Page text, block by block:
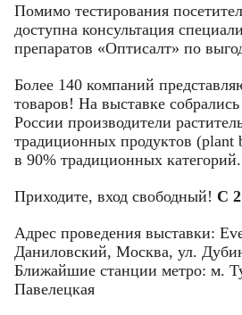
Помимо тестирования
доступна консультация
препаратов «Оптисалт» по
Более 140 компаний
товаров! На выставке
России производители
традиционных продуктов
в 90% традиционных категорий.
Приходите, вход свободный! С
Адрес проведения выставки:
Даниловский, Москва, ул.
Ближайшие станции метро: м.
Павелецкая
Email
Введите корректное значение
Введите корректное значение
Код подтверждения
Введите корректное значение
Email
Введите корректное значение
Пароль
Введите корректное значение
Ваш город
Фамилия
Имя
Email
Фамилия
Имя
Email